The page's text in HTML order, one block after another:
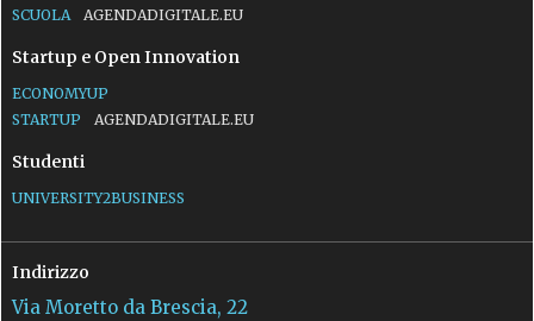
SCUOLA
AGENDADIGITALE.EU
Startup e Open Innovation
ECONOMYUP
STARTUP
AGENDADIGITALE.EU
Studenti
UNIVERSITY2BUSINESS
Indirizzo
Via Moretto da Brescia, 22